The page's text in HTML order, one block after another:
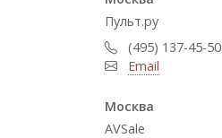
Пульт.ру
(495) 137-45-50
Email
Москва
AVSale